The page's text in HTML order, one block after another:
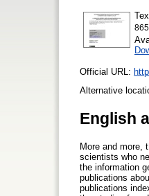
Official URL:
Alternative
English
More and more,
scientists who
the information
publications
publications